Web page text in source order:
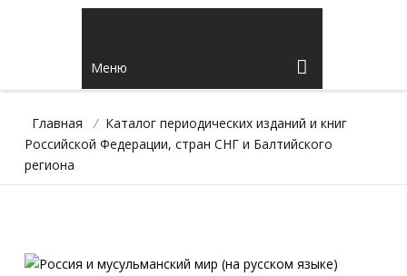
Меню
Главная / Каталог периодических изданий и книг
Российской Федерации, стран СНГ и Балтийского
региона